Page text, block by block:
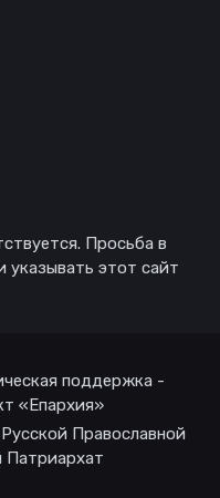
Просьба в
указывать этот сайт
поддержка -
«Епархия»
Православной
Патриархат